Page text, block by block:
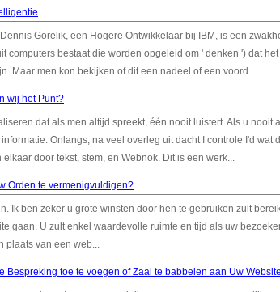
Gorelik, een Hogere Ontwikkelaar bij IBM, is een
computers bestaat die worden opgeleid om ' denken ') dat het
Maar men kon bekijken of dit een nadeel of een voord...
wij het Punt?
dat als men altijd spreekt, één nooit luistert. Als u nooit
Onlangs, na veel overleg uit dacht I controle I'd wat
door tekst, stem, en Webnok. Dit is een werk...
Orden te vermenigvuldigen?
Ik ben zeker u grote winsten door hen te gebruiken zult
gaan. U zult enkel waardevolle ruimte en tijd als uw
plaats van een web...
Bespreking toe te voegen of Zaal te babbelen aan Uw Website